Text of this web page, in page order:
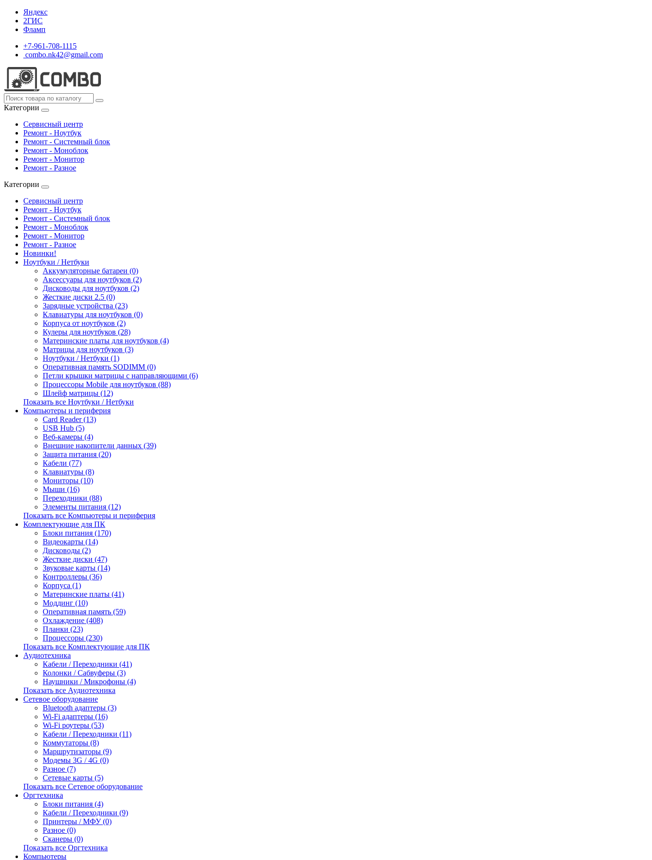
Яндекс
2ГИС
Фламп
+7-961-708-1115
combo.nk42@gmail.com
Категории
Сервисный центр
Ремонт - Ноутбук
Ремонт - Системный блок
Ремонт - Моноблок
Ремонт - Монитор
Ремонт - Разное
Категории
Сервисный центр
Ремонт - Ноутбук
Ремонт - Системный блок
Ремонт - Моноблок
Ремонт - Монитор
Ремонт - Разное
Новинки!
Ноутбуки / Нетбуки
Аккумуляторные батареи (0)
Аксессуары для ноутбуков (2)
Дисководы для ноутбуков (2)
Жесткие диски 2.5 (0)
Зарядные устройства (23)
Клавиатуры для ноутбуков (0)
Корпуса от ноутбуков (2)
Кулеры для ноутбуков (28)
Материнские платы для ноутбуков (4)
Матрицы для ноутбуков (3)
Ноутбуки / Нетбуки (1)
Оперативная память SODIMM (0)
Петли крышки матрицы с направляющими (6)
Процессоры Mobile для ноутбуков (88)
Шлейф матрицы (12)
Показать все Ноутбуки / Нетбуки
Компьютеры и периферия
Card Reader (13)
USB Hub (5)
Веб-камеры (4)
Внешние накопители данных (39)
Защита питания (20)
Кабели (77)
Клавиатуры (8)
Мониторы (10)
Мыши (16)
Переходники (88)
Элементы питания (12)
Показать все Компьютеры и периферия
Комплектующие для ПК
Блоки питания (170)
Видеокарты (14)
Дисководы (2)
Жесткие диски (47)
Звуковые карты (14)
Контроллеры (36)
Корпуса (1)
Материнские платы (41)
Моддинг (10)
Оперативная память (59)
Охлаждение (408)
Планки (23)
Процессоры (230)
Показать все Комплектующие для ПК
Аудиотехника
Кабели / Переходники (41)
Колонки / Сабвуферы (3)
Наушники / Микрофоны (4)
Показать все Аудиотехника
Сетевое оборудование
Bluetooth адаптеры (3)
Wi-Fi адаптеры (16)
Wi-Fi роутеры (53)
Кабели / Переходники (11)
Коммутаторы (8)
Маршрутизаторы (9)
Модемы 3G / 4G (0)
Разное (7)
Сетевые карты (5)
Показать все Сетевое оборудование
Оргтехника
Блоки питания (4)
Кабели / Переходники (9)
Принтеры / МФУ (0)
Разное (0)
Сканеры (0)
Показать все Оргтехника
Компьютеры